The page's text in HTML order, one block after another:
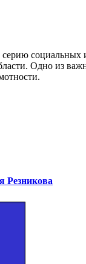
социальных
Одно из
Резникова